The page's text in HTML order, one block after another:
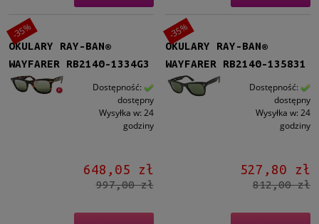
OKULARY RAY-BAN®
WAYFARER RB2140-1334G3
Dostępność:
dostępny
Wysyłka w: 24
godziny
648,05 zł
997,00 zł
-35%
OKULARY RAY-BAN®
WAYFARER RB2140-135831
Dostępność:
dostępny
Wysyłka w: 24
godziny
527,80 zł
812,00 zł
-35%